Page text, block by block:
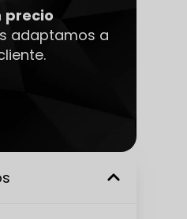
precio
adaptamos a